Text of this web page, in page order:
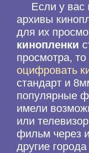
Если у вас
архивы
для их
кинопленки
просмотра,
оцифровать
стандарт и
популярные
имели
или
фильм через
другие